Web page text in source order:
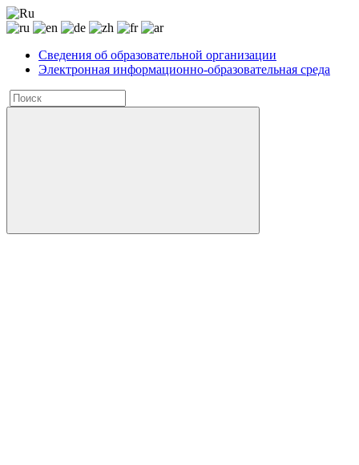
Сведения об образовательной организации
Электронная информационно-образовательная среда